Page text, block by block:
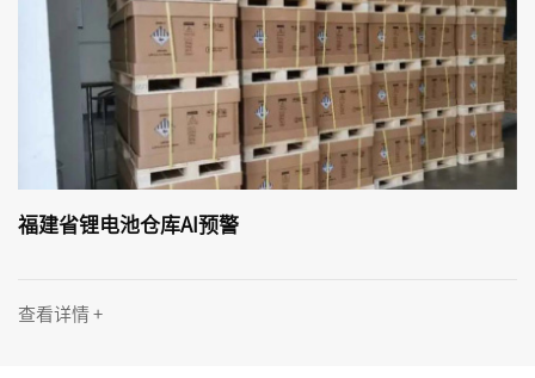
福建省锂电池仓库AI预警
查看详情 +